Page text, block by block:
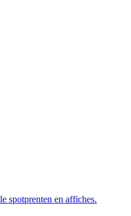
spotprenten en affiches.